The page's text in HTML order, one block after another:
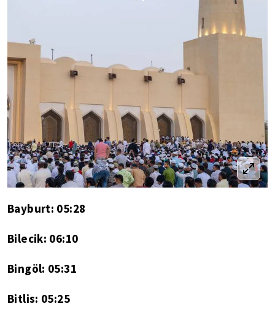
Bayburt: 05:28
Bilecik: 06:10
Bingöl: 05:31
Bitlis: 05:25